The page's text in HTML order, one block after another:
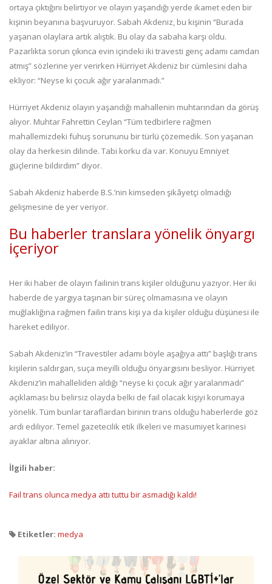
ortaya çıktığını belirtiyor ve olayın yaşandığı yerde ikamet eden bir
kişinin beyanına başvuruyor. Sabah Akdeniz, bu kişinin “Burada
yaşanan olaylara artık alıştık. Bu olay da sabaha karşı oldu.
Pazarlıkta sorun çıkınca evin içindeki iki travesti genç adamı camdan
atmış” sözlerine yer verirken Hürriyet Akdeniz bir cümlesini daha
ekliyor: “Neyse ki çocuk ağır yaralanmadı.”
Hürriyet Akdeniz olayın yaşandığı mahallenin muhtarından da görüş
alıyor. Muhtar Fahrettin Ceylan “Tüm tedbirlere rağmen
mahallemizdeki fuhuş sorununu bir türlü çözemedik. Son yaşanan
olay da herkesin dilinde. Tabi korku da var. Konuyu Emniyet
güçlerine bildirdim” diyor.
Sabah Akdeniz haberde B.S.’nin kimseden şikâyetçi olmadığı
gelişmesine de yer veriyor.
Bu haberler translara yönelik önyargı
içeriyor
Her iki haber de olayın failinin trans kişiler olduğunu yazıyor. Her iki
haberde de yargıya taşınan bir süreç olmamasına ve olayın
muğlaklığına rağmen failin trans kişi ya da kişiler olduğu düşünesi ile
hareket ediliyor.
Sabah Akdeniz’in “Travestiler adamı böyle aşağıya attı” başlığı trans
kişilerin saldırgan, suça meyilli olduğu önyargısını besliyor. Hürriyet
Akdeniz’in mahalleliden aldığı “neyse ki çocuk ağır yaralanmadı”
açıklaması bu belirsiz olayda belki de fail olacak kişiyi korumaya
yönelik. Tüm bunlar taraflardan birinin trans olduğu haberlerde göz
ardı ediliyor. Temel gazetecilik etik ilkeleri ve masumiyet karinesi
ayaklar altına alınıyor.
İlgili haber:
Fail trans olunca medya attı tuttu bir asmadığı kaldı!
Etiketler: medya